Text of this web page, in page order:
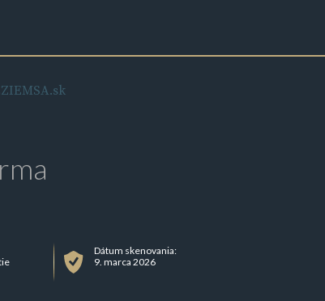
Dátum skenovania:
9. marca 2026